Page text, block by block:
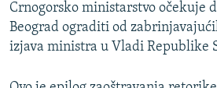
SVE KARTE DEJTONA
NASTANAK I RASPAD JUGOSLAVIJE
Crnogorsko ministarstvo očekuje
Beograd ograditi od
izjava ministra u Vladi Republike